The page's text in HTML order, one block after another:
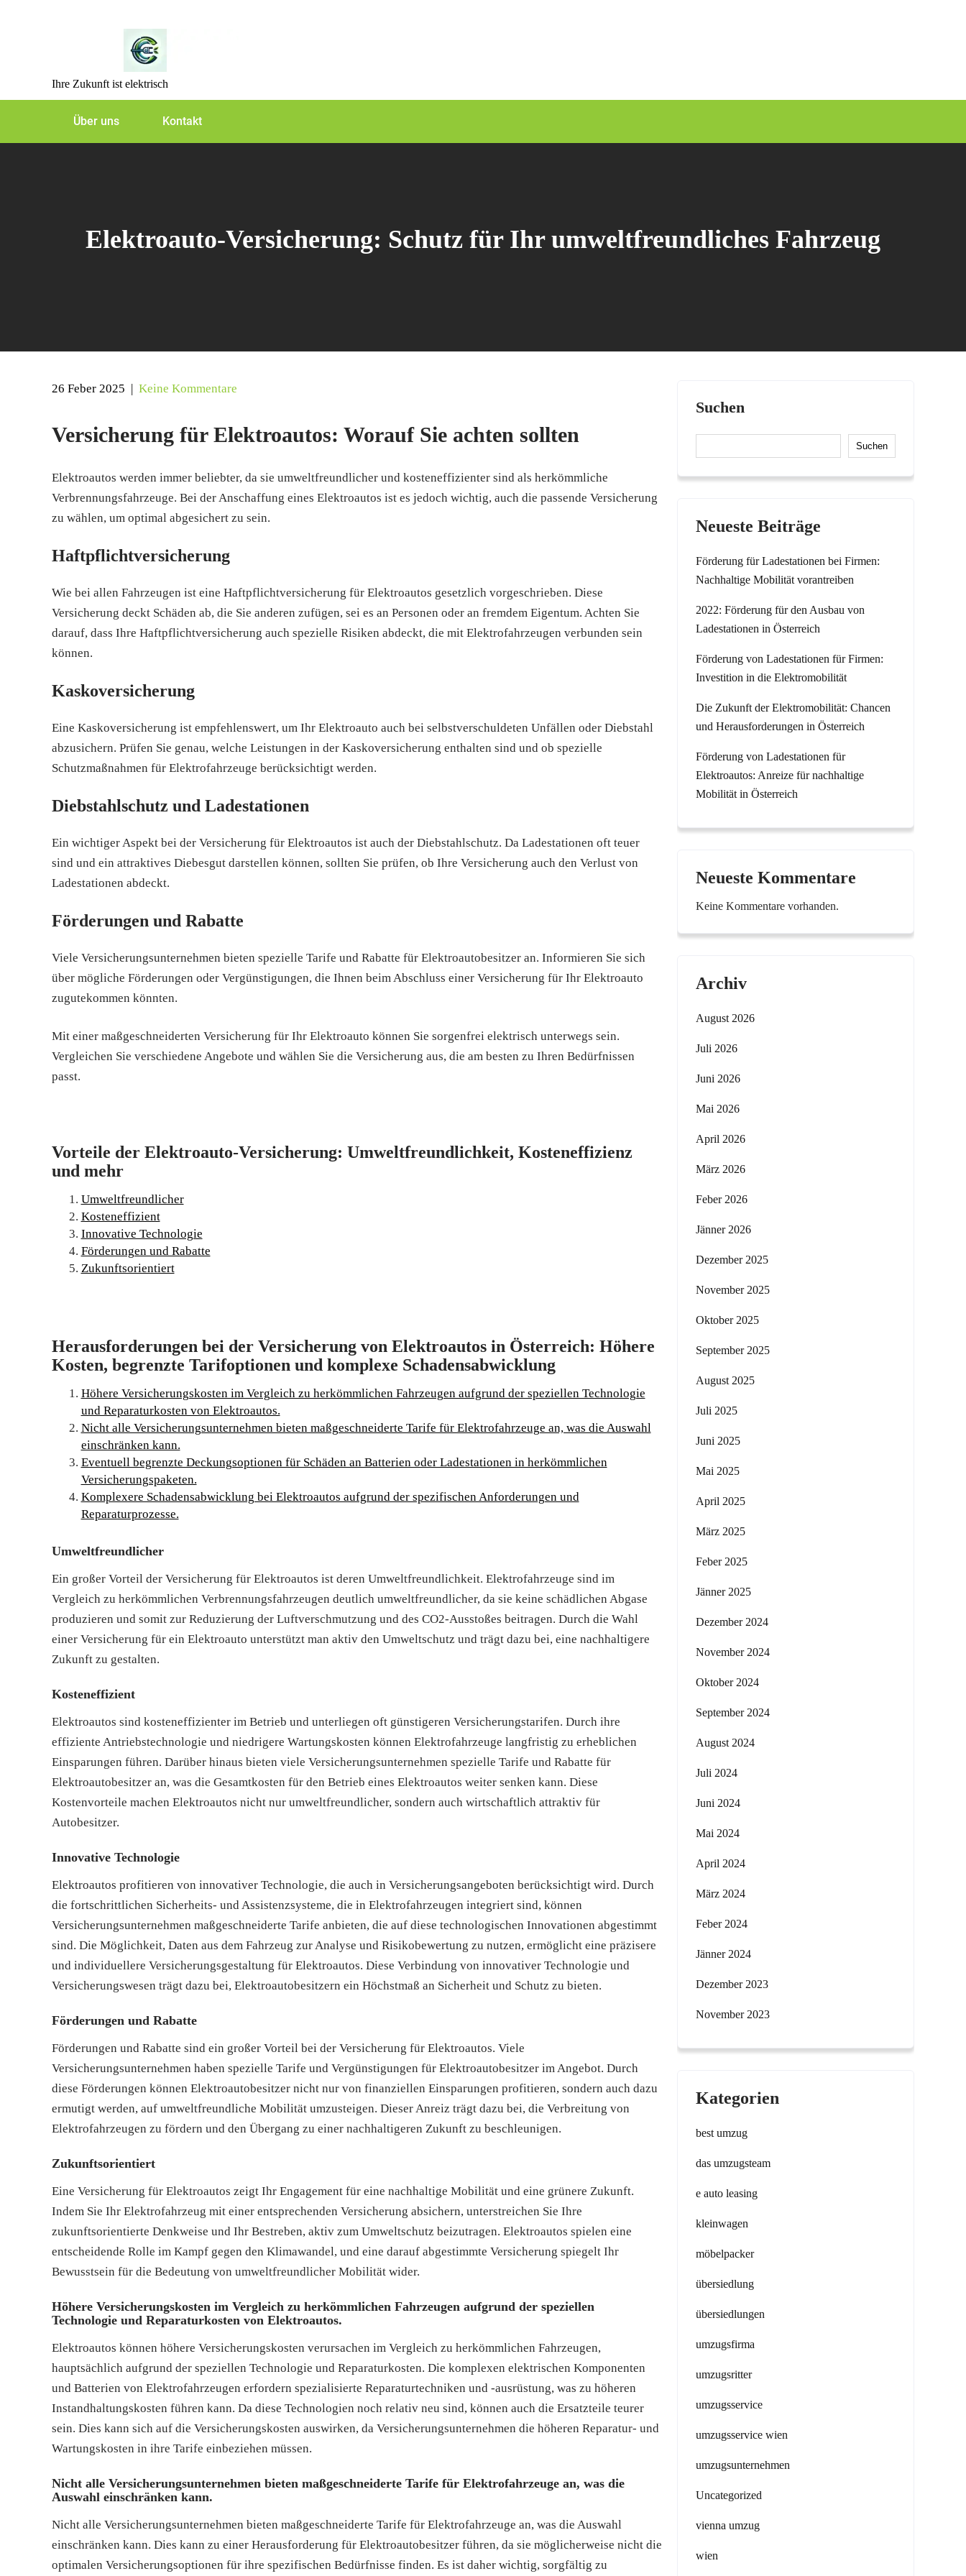
Ihre Zukunft ist elektrisch
Über uns Kontakt
Elektroauto-Versicherung: Schutz für Ihr umweltfreundliches Fahrzeug
26 Feber 2025 | Keine Kommentare
Versicherung für Elektroautos: Worauf Sie achten sollten
Elektroautos werden immer beliebter, da sie umweltfreundlicher und kosteneffizienter sind als herkömmliche
Verbrennungsfahrzeuge. Bei der Anschaffung eines Elektroautos ist es jedoch wichtig, auch die passende Versicherung
zu wählen, um optimal abgesichert zu sein.
Haftpflichtversicherung
Wie bei allen Fahrzeugen ist eine Haftpflichtversicherung für Elektroautos gesetzlich vorgeschrieben. Diese
Versicherung deckt Schäden ab, die Sie anderen zufügen, sei es an Personen oder an fremdem Eigentum. Achten Sie
darauf, dass Ihre Haftpflichtversicherung auch spezielle Risiken abdeckt, die mit Elektrofahrzeugen verbunden sein
können.
Kaskoversicherung
Eine Kaskoversicherung ist empfehlenswert, um Ihr Elektroauto auch bei selbstverschuldeten Unfällen oder Diebstahl
abzusichern. Prüfen Sie genau, welche Leistungen in der Kaskoversicherung enthalten sind und ob spezielle
Schutzmaßnahmen für Elektrofahrzeuge berücksichtigt werden.
Diebstahlschutz und Ladestationen
Ein wichtiger Aspekt bei der Versicherung für Elektroautos ist auch der Diebstahlschutz. Da Ladestationen oft teuer
sind und ein attraktives Diebesgut darstellen können, sollten Sie prüfen, ob Ihre Versicherung auch den Verlust von
Ladestationen abdeckt.
Förderungen und Rabatte
Viele Versicherungsunternehmen bieten spezielle Tarife und Rabatte für Elektroautobesitzer an. Informieren Sie sich
über mögliche Förderungen oder Vergünstigungen, die Ihnen beim Abschluss einer Versicherung für Ihr Elektroauto
zugutekommen könnten.
Mit einer maßgeschneiderten Versicherung für Ihr Elektroauto können Sie sorgenfrei elektrisch unterwegs sein.
Vergleichen Sie verschiedene Angebote und wählen Sie die Versicherung aus, die am besten zu Ihren Bedürfnissen
passt.
Vorteile der Elektroauto-Versicherung: Umweltfreundlichkeit, Kosteneffizienz
und mehr
Umweltfreundlicher
Kosteneffizient
Innovative Technologie
Förderungen und Rabatte
Zukunftsorientiert
Herausforderungen bei der Versicherung von Elektroautos in Österreich: Höhere
Kosten, begrenzte Tarifoptionen und komplexe Schadensabwicklung
Höhere Versicherungskosten im Vergleich zu herkömmlichen Fahrzeugen aufgrund der speziellen Technologie
und Reparaturkosten von Elektroautos.
Nicht alle Versicherungsunternehmen bieten maßgeschneiderte Tarife für Elektrofahrzeuge an, was die Auswahl
einschränken kann.
Eventuell begrenzte Deckungsoptionen für Schäden an Batterien oder Ladestationen in herkömmlichen
Versicherungspaketen.
Komplexere Schadensabwicklung bei Elektroautos aufgrund der spezifischen Anforderungen und
Reparaturprozesse.
Umweltfreundlicher
Ein großer Vorteil der Versicherung für Elektroautos ist deren Umweltfreundlichkeit. Elektrofahrzeuge sind im
Vergleich zu herkömmlichen Verbrennungsfahrzeugen deutlich umweltfreundlicher, da sie keine schädlichen Abgase
produzieren und somit zur Reduzierung der Luftverschmutzung und des CO2-Ausstoßes beitragen. Durch die Wahl
einer Versicherung für ein Elektroauto unterstützt man aktiv den Umweltschutz und trägt dazu bei, eine nachhaltigere
Zukunft zu gestalten.
Kosteneffizient
Elektroautos sind kosteneffizienter im Betrieb und unterliegen oft günstigeren Versicherungstarifen. Durch ihre
effiziente Antriebstechnologie und niedrigere Wartungskosten können Elektrofahrzeuge langfristig zu erheblichen
Einsparungen führen. Darüber hinaus bieten viele Versicherungsunternehmen spezielle Tarife und Rabatte für
Elektroautobesitzer an, was die Gesamtkosten für den Betrieb eines Elektroautos weiter senken kann. Diese
Kostenvorteile machen Elektroautos nicht nur umweltfreundlicher, sondern auch wirtschaftlich attraktiv für
Autobesitzer.
Innovative Technologie
Elektroautos profitieren von innovativer Technologie, die auch in Versicherungsangeboten berücksichtigt wird. Durch
die fortschrittlichen Sicherheits- und Assistenzsysteme, die in Elektrofahrzeugen integriert sind, können
Versicherungsunternehmen maßgeschneiderte Tarife anbieten, die auf diese technologischen Innovationen abgestimmt
sind. Die Möglichkeit, Daten aus dem Fahrzeug zur Analyse und Risikobewertung zu nutzen, ermöglicht eine präzisere
und individuellere Versicherungsgestaltung für Elektroautos. Diese Verbindung von innovativer Technologie und
Versicherungswesen trägt dazu bei, Elektroautobesitzern ein Höchstmaß an Sicherheit und Schutz zu bieten.
Förderungen und Rabatte
Förderungen und Rabatte sind ein großer Vorteil bei der Versicherung für Elektroautos. Viele
Versicherungsunternehmen haben spezielle Tarife und Vergünstigungen für Elektroautobesitzer im Angebot. Durch
diese Förderungen können Elektroautobesitzer nicht nur von finanziellen Einsparungen profitieren, sondern auch dazu
ermutigt werden, auf umweltfreundliche Mobilität umzusteigen. Dieser Anreiz trägt dazu bei, die Verbreitung von
Elektrofahrzeugen zu fördern und den Übergang zu einer nachhaltigeren Zukunft zu beschleunigen.
Zukunftsorientiert
Eine Versicherung für Elektroautos zeigt Ihr Engagement für eine nachhaltige Mobilität und eine grünere Zukunft.
Indem Sie Ihr Elektrofahrzeug mit einer entsprechenden Versicherung absichern, unterstreichen Sie Ihre
zukunftsorientierte Denkweise und Ihr Bestreben, aktiv zum Umweltschutz beizutragen. Elektroautos spielen eine
entscheidende Rolle im Kampf gegen den Klimawandel, und eine darauf abgestimmte Versicherung spiegelt Ihr
Bewusstsein für die Bedeutung von umweltfreundlicher Mobilität wider.
Höhere Versicherungskosten im Vergleich zu herkömmlichen Fahrzeugen aufgrund der speziellen
Technologie und Reparaturkosten von Elektroautos.
Elektroautos können höhere Versicherungskosten verursachen im Vergleich zu herkömmlichen Fahrzeugen,
hauptsächlich aufgrund der speziellen Technologie und Reparaturkosten. Die komplexen elektrischen Komponenten
und Batterien von Elektrofahrzeugen erfordern spezialisierte Reparaturtechniken und -ausrüstung, was zu höheren
Instandhaltungskosten führen kann. Da diese Technologien noch relativ neu sind, können auch die Ersatzteile teurer
sein. Dies kann sich auf die Versicherungskosten auswirken, da Versicherungsunternehmen die höheren Reparatur- und
Wartungskosten in ihre Tarife einbeziehen müssen.
Nicht alle Versicherungsunternehmen bieten maßgeschneiderte Tarife für Elektrofahrzeuge an, was die
Auswahl einschränken kann.
Nicht alle Versicherungsunternehmen bieten maßgeschneiderte Tarife für Elektrofahrzeuge an, was die Auswahl
einschränken kann. Dies kann zu einer Herausforderung für Elektroautobesitzer führen, da sie möglicherweise nicht die
optimalen Versicherungsoptionen für ihre spezifischen Bedürfnisse finden. Es ist daher wichtig, sorgfältig zu
Suchen
Suchen
Neueste Beiträge
Förderung für Ladestationen bei Firmen:
Nachhaltige Mobilität vorantreiben
2022: Förderung für den Ausbau von
Ladestationen in Österreich
Förderung von Ladestationen für Firmen:
Investition in die Elektromobilität
Die Zukunft der Elektromobilität: Chancen
und Herausforderungen in Österreich
Förderung von Ladestationen für
Elektroautos: Anreize für nachhaltige
Mobilität in Österreich
Neueste Kommentare
Keine Kommentare vorhanden.
Archiv
August 2026
Juli 2026
Juni 2026
Mai 2026
April 2026
März 2026
Feber 2026
Jänner 2026
Dezember 2025
November 2025
Oktober 2025
September 2025
August 2025
Juli 2025
Juni 2025
Mai 2025
April 2025
März 2025
Feber 2025
Jänner 2025
Dezember 2024
November 2024
Oktober 2024
September 2024
August 2024
Juli 2024
Juni 2024
Mai 2024
April 2024
März 2024
Feber 2024
Jänner 2024
Dezember 2023
November 2023
Kategorien
best umzug
das umzugsteam
e auto leasing
kleinwagen
möbelpacker
übersiedlung
übersiedlungen
umzugsfirma
umzugsritter
umzugsservice
umzugsservice wien
umzugsunternehmen
Uncategorized
vienna umzug
wien